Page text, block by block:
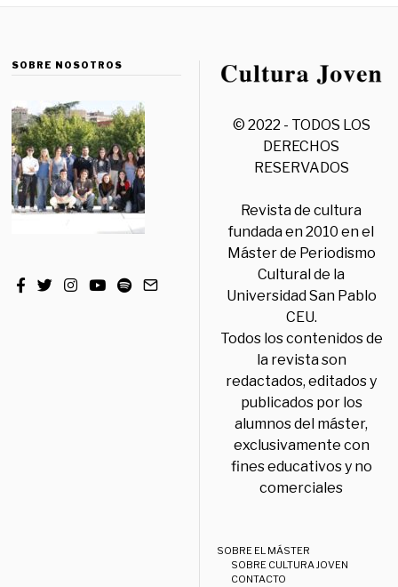
SOBRE NOSOTROS
© 2022 - TODOS LOS
DERECHOS
RESERVADOS
Revista de cultura
fundada en 2010 en el
Máster de Periodismo
Cultural de la
Universidad San Pablo
CEU.
Todos los contenidos de
la revista son
redactados, editados y
publicados por los
alumnos del máster,
exclusivamente con
fines educativos y no
comerciales
SOBRE EL MÁSTER
SOBRE CULTURA JOVEN
CONTACTO